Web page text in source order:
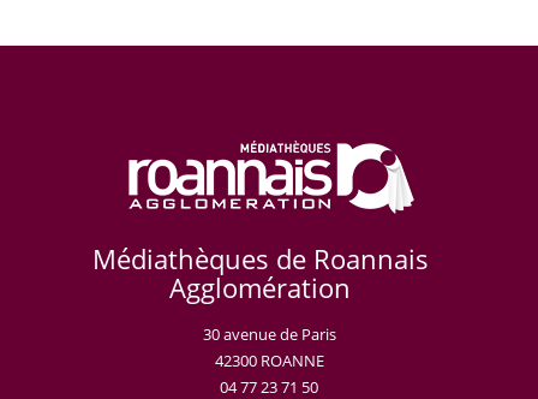
Médiathèques de Roannais
Agglomération
30 avenue de Paris
42300 ROANNE
04 77 23 71 50